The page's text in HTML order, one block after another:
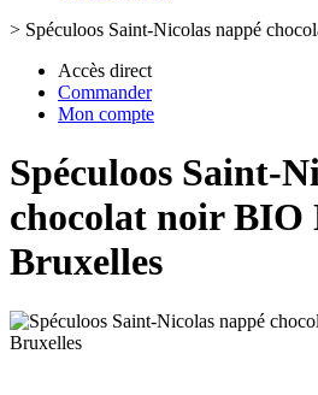
> Spéculoos Saint-Nicolas nappé
Accès direct
Commander
Mon compte
Spéculoos Saint-
chocolat noir BIO
Bruxelles